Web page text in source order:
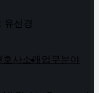
유선경
호사소개 업무분야